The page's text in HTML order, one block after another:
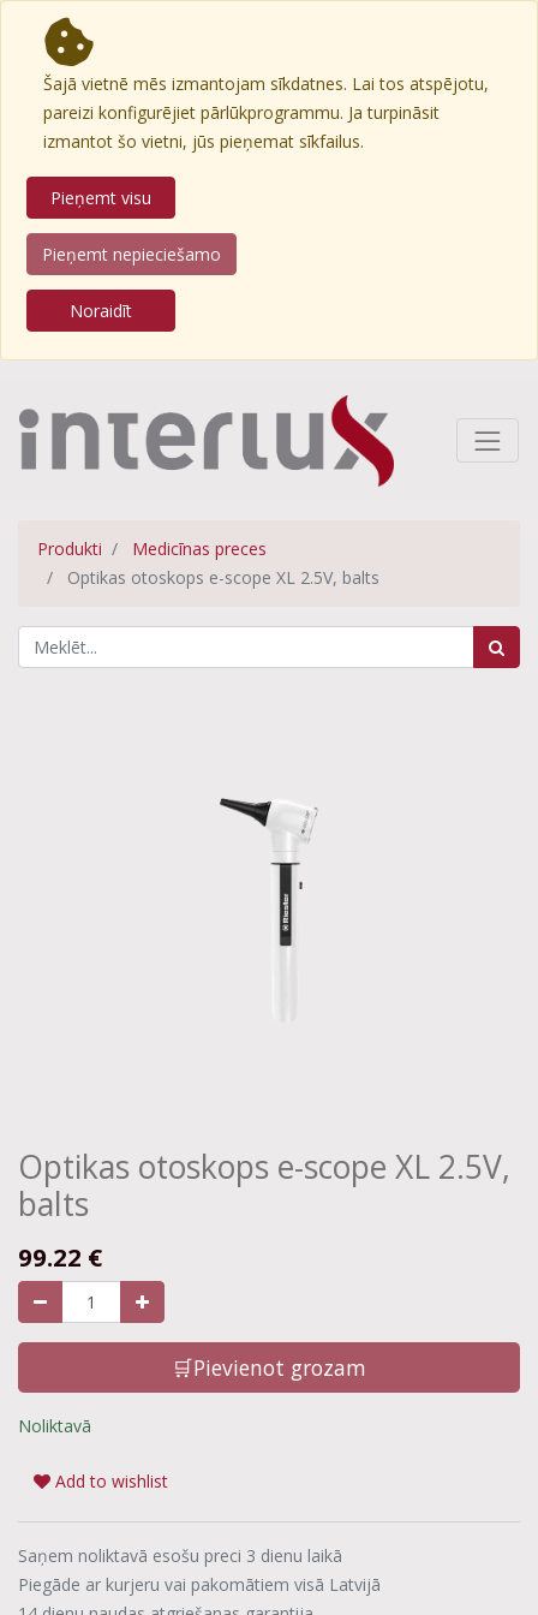
Šajā vietnē mēs izmantojam sīkdatnes. Lai tos atspējotu,
pareizi konfigurējiet pārlūkprogrammu. Ja turpināsit
izmantot šo vietni, jūs pieņemat sīkfailus.
Pieņemt visu
Pieņemt nepieciešamo
Noraidīt
Produkti
Medicīnas preces
Optikas otoskops e-scope XL 2.5V, balts
Optikas otoskops e-scope XL 2.5V,
balts
99.22 €
🛒Pievienot grozam
Noliktavā
Add to wishlist
Saņem noliktavā esošu preci 3 dienu laikā
Piegāde ar kurjeru vai pakomātiem visā Latvijā